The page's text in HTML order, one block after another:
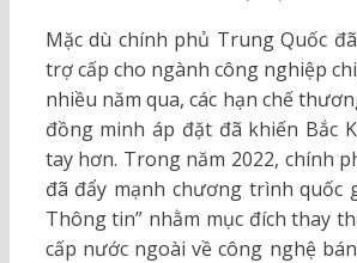
Mặc dù chính phủ Trung Quốc
trợ cấp cho ngành công nghiệp
nhiều năm qua, các hạn chế
đồng minh áp đặt đã khiến Bắc
tay hơn. Trong năm 2022, chính
đã đẩy mạnh chương trình quốc
Thông tin” nhằm mục đích thay
cấp nước ngoài về công nghệ